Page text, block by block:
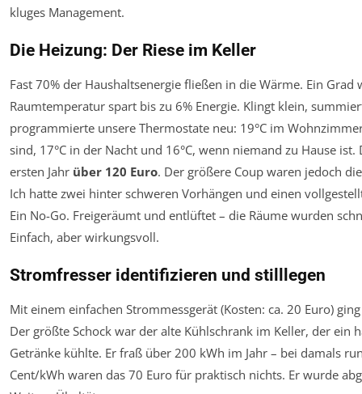
kluges Management.
Die Heizung: Der Riese im Keller
Fast 70% der Haushaltsenergie fließen in die Wärme. Ein Grad
Raumtemperatur spart bis zu 6% Energie. Klingt klein,
programmierte unsere Thermostate neu: 19°C im
sind, 17°C in der Nacht und 16°C, wenn niemand zu Hause ist.
ersten Jahr über 120 Euro. Der größere Coup waren jedoch
Ich hatte zwei hinter schweren Vorhängen und einen
Ein No-Go. Freigeräumt und entlüftet – die Räume wurden
Einfach, aber wirkungsvoll.
Stromfresser identifizieren und stilllegen
Mit einem einfachen Strommessgerät (Kosten: ca. 20 Euro)
Der größte Schock war der alte Kühlschrank im Keller, der ein
Getränke kühlte. Er fraß über 200 kWh im Jahr – bei damals
Cent/kWh waren das 70 Euro für praktisch nichts. Er wurde